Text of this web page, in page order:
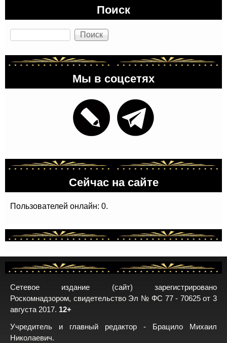
Поиск
Поиск
Мы в соцсетях
Сейчас на сайте
Пользователей онлайн: 0.
Сетевое издание (сайт) зарегистрировано
Роскомнадзором, свидетельство Эл № ФС 77 - 70625 от 3
августа 2017. 12+
Учредитель и главный редактор - Брацило Михаил
Николаевич.